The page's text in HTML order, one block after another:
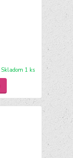
Skladom 1 ks